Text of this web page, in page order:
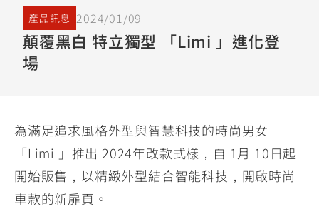
YZF-R3
251~549
07
Y-
AMT
MT-
03
251~549
MT-
15
150
FZ-X
NMAX
150
FORCE
RS NEO
125
產品訊息 2024/01/09
顛覆黑白 特立獨型 「Limi 」進化登
場
為滿足追求風格外型與智慧科技的時尚男女
「Limi 」推出 2024年改款式樣，自 1月 10日起
開始販售，以精緻外型結合智能科技，開啟時尚
車款的新扉頁。